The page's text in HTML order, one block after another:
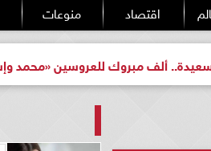
اقتصاد منوعات
للعروسين «محمد وإسراء»